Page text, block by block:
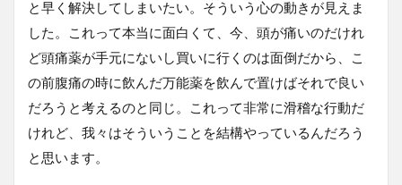
と早く解決してしまいたい。そういう心の動きが見えま
した。これって本当に面白くて、今、頭が痛いのだけれ
ど頭痛薬が手元にないし買いに行くのは面倒だから、こ
の前腹痛の時に飲んだ万能薬を飲んで置けばそれで良い
だろうと考えるのと同じ。これって非常に滑稽な行動だ
けれど、我々はそういうことを結構やっているんだろう
と思います。